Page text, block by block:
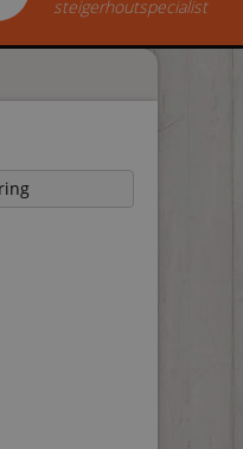
steigerhoutspecialist